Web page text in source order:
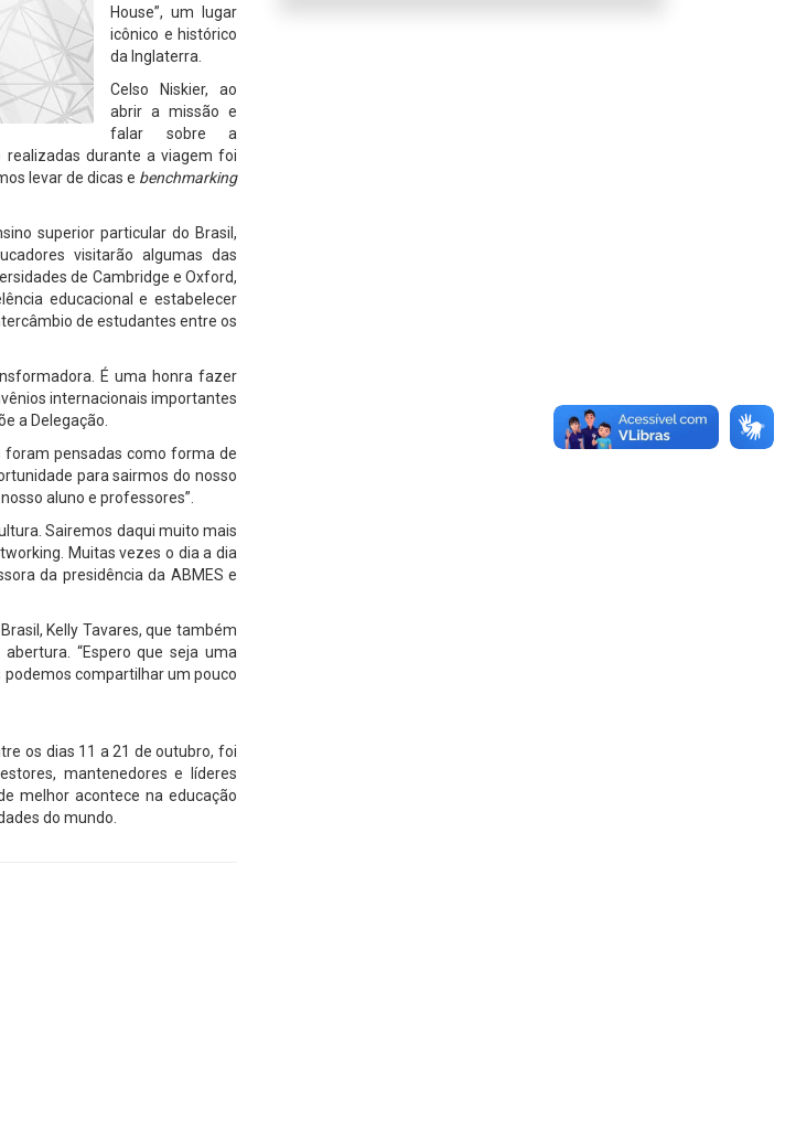
House”, um lugar
icônico e histórico
da Inglaterra.
Celso Niskier, ao
abrir a missão e
falar sobre a
realizadas durante a viagem foi
levar de dicas e benchmarking
superior particular do Brasil,
visitarão algumas das
de Cambridge e Oxford,
educacional e estabelecer
de estudantes entre os
É uma honra fazer
internacionais importantes
a Delegação.
foram pensadas como forma de
para sairmos do nosso
aluno e professores”.
Sairemos daqui muito mais
Muitas vezes o dia a dia
da presidência da ABMES e
Kelly Tavares, que também
“Espero que seja uma
compartilhar um pouco
os dias 11 a 21 de outubro, foi
mantenedores e líderes
melhor acontece na educação
do mundo.